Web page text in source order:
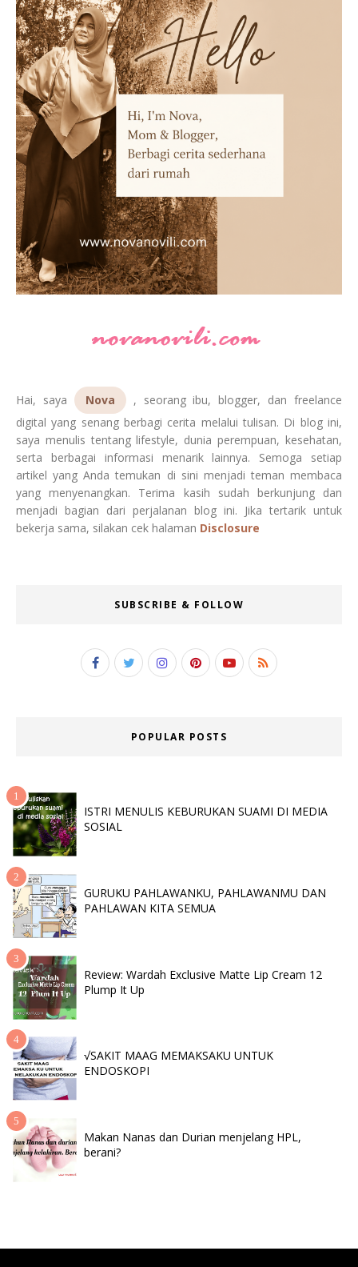
Hai, saya Nova
, seorang ibu, blogger, dan freelance
digital yang senang berbagi cerita melalui tulisan. Di blog ini,
saya menulis tentang lifestyle, dunia perempuan, kesehatan,
serta berbagai informasi menarik lainnya. Semoga setiap
artikel yang Anda temukan di sini menjadi teman membaca
yang menyenangkan. Terima kasih sudah berkunjung dan
menjadi bagian dari perjalanan blog ini. Jika tertarik untuk
bekerja sama, silakan cek halaman Disclosure
SUBSCRIBE & FOLLOW
POPULAR POSTS
ISTRI MENULIS KEBURUKAN SUAMI DI MEDIA
SOSIAL
GURUKU PAHLAWANKU, PAHLAWANMU DAN
PAHLAWAN KITA SEMUA
Review: Wardah Exclusive Matte Lip Cream 12
Plump It Up
√SAKIT MAAG MEMAKSAKU UNTUK
ENDOSKOPI
Makan Nanas dan Durian menjelang HPL,
berani?